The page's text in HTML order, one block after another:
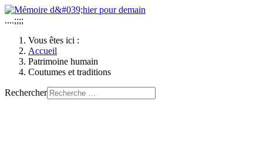
....;;;;
Vous êtes ici :
Accueil
Patrimoine humain
Coutumes et traditions
Rechercher